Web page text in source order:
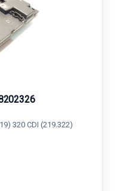
320 CDI (219.322)